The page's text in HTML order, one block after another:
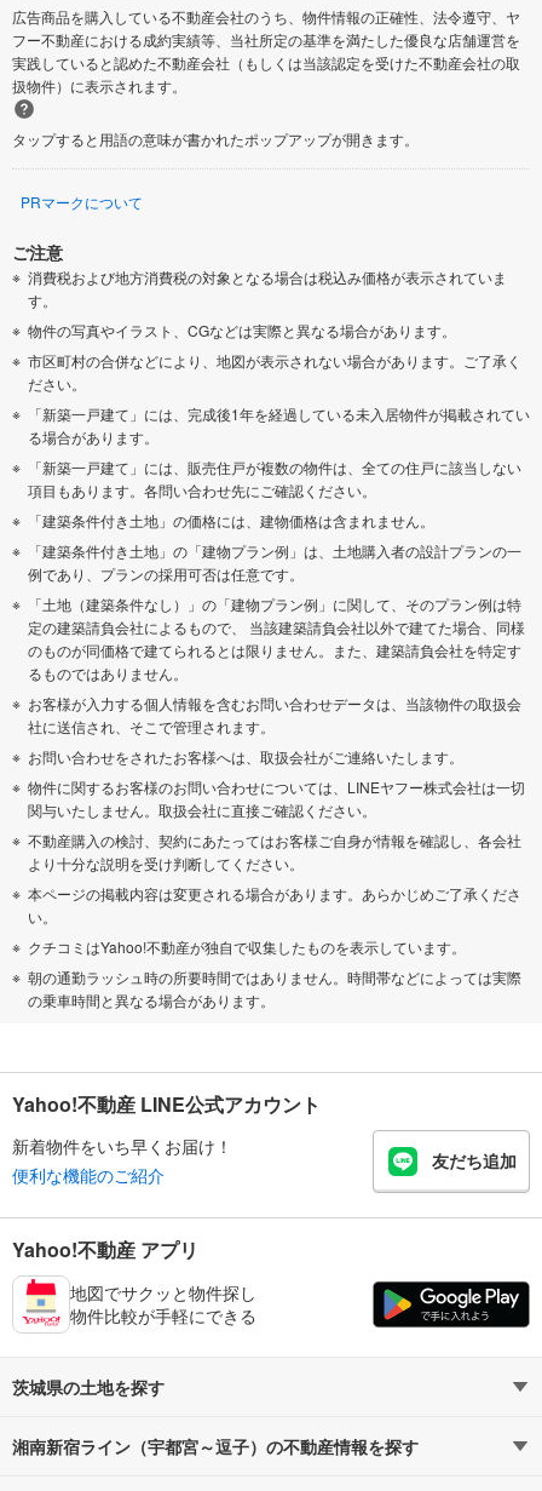
広告商品を購入している不動産会社のうち、物件情報の正確性、法令遵守、ヤ
フー不動産における成約実績等、当社所定の基準を満たした優良な店舗運営を
実践していると認めた不動産会社（もしくは当該認定を受けた不動産会社の取
扱物件）に表示されます。
タップすると用語の意味が書かれたポップアップが開きます。
PRマークについて
ご注意
消費税および地方消費税の対象となる場合は税込み価格が表示されていま
す。
物件の写真やイラスト、CGなどは実際と異なる場合があります。
市区町村の合併などにより、地図が表示されない場合があります。ご了承く
ださい。
「新築一戸建て」には、完成後1年を経過している未入居物件が掲載されてい
る場合があります。
「新築一戸建て」には、販売住戸が複数の物件は、全ての住戸に該当しない
項目もあります。各問い合わせ先にご確認ください。
「建築条件付き土地」の価格には、建物価格は含まれません。
「建築条件付き土地」の「建物プラン例」は、土地購入者の設計プランの一
例であり、プランの採用可否は任意です。
「土地（建築条件なし）」の「建物プラン例」に関して、そのプラン例は特
定の建築請負会社によるもので、 当該建築請負会社以外で建てた場合、同様
のものが同価格で建てられるとは限りません。また、建築請負会社を特定す
るものではありません。
お客様が入力する個人情報を含むお問い合わせデータは、当該物件の取扱会
社に送信され、そこで管理されます。
お問い合わせをされたお客様へは、取扱会社がご連絡いたします。
物件に関するお客様のお問い合わせについては、LINEヤフー株式会社は一切
関与いたしません。取扱会社に直接ご確認ください。
不動産購入の検討、契約にあたってはお客様ご自身が情報を確認し、各会社
より十分な説明を受け判断してください。
本ページの掲載内容は変更される場合があります。あらかじめご了承くださ
い。
クチコミはYahoo!不動産が独自で収集したものを表示しています。
朝の通勤ラッシュ時の所要時間ではありません。時間帯などによっては実際
の乗車時間と異なる場合があります。
Yahoo!不動産 LINE公式アカウント
新着物件をいち早くお届け！
便利な機能のご紹介
友だち追加
Yahoo!不動産 アプリ
地図でサクッと物件探し
物件比較が手軽にできる
茨城県の土地を探す
路線・駅から探す 地域から探す
湘南新宿ライン（宇都宮～逗子）の不動産情報を探す